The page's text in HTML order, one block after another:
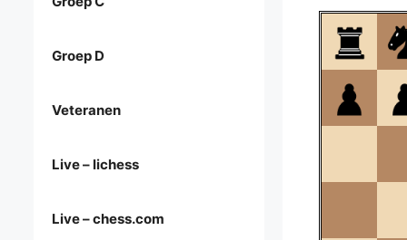
Groep D
Veteranen
Live – lichess
Live – chess.com